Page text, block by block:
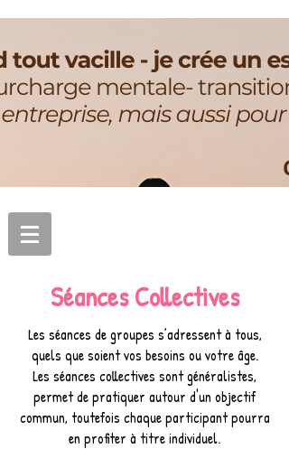
Séances Collectives
Les séances de groupes s’adressent à tous,
quels que soient vos besoins ou votre âge.
Les séances collectives sont généralistes,
permet de pratiquer autour d'un objectif
commun, toutefois chaque participant pourra
en profiter à titre individuel.